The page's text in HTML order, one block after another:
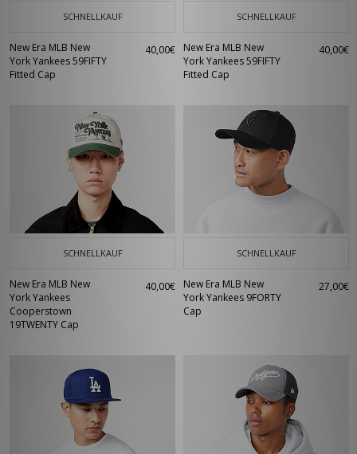
SCHNELLKAUF
New Era MLB New
York Yankees 59FIFTY
Fitted Cap
40,00€
SCHNELLKAUF
New Era MLB New
York Yankees 59FIFTY
Fitted Cap
40,00€
SCHNELLKAUF
New Era MLB New
York Yankees
Cooperstown
19TWENTY Cap
40,00€
SCHNELLKAUF
New Era MLB New
York Yankees 9FORTY
Cap
27,00€